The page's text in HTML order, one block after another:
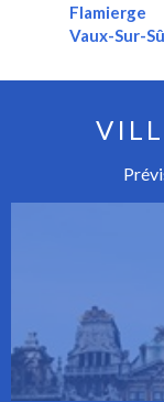
Flamierge
Vaux-Sur-